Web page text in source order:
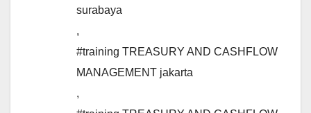
surabaya
,
#training TREASURY AND CASHFLOW
MANAGEMENT jakarta
,